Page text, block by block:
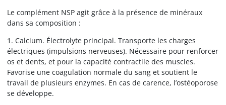
Le complément NSP agit grâce à la présence de minéraux
dans sa composition :
1. Calcium. Électrolyte principal. Transporte les charges
électriques (impulsions nerveuses). Nécessaire pour renforcer
os et dents, et pour la capacité contractile des muscles.
Favorise une coagulation normale du sang et soutient le
travail de plusieurs enzymes. En cas de carence, l’ostéoporose
se développe.